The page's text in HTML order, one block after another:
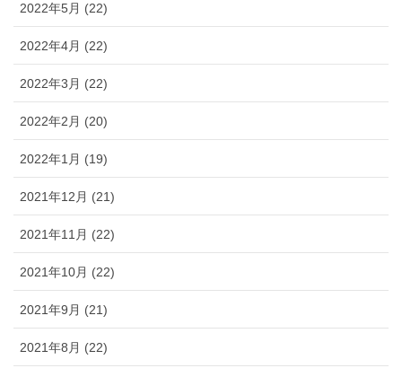
2022年5月 (22)
2022年4月 (22)
2022年3月 (22)
2022年2月 (20)
2022年1月 (19)
2021年12月 (21)
2021年11月 (22)
2021年10月 (22)
2021年9月 (21)
2021年8月 (22)